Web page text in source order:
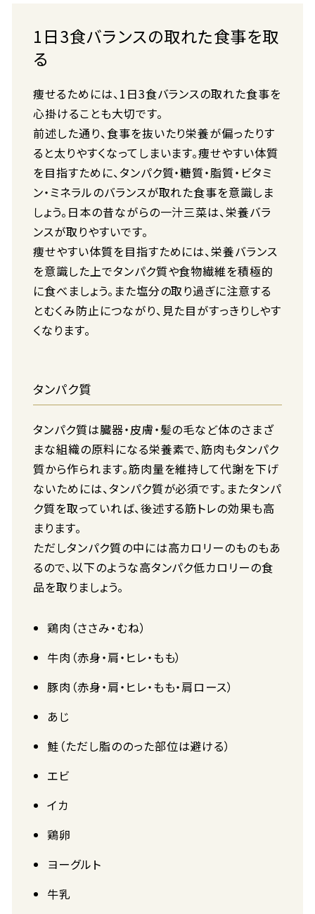
1日3食バランスの取れた食事を取
る
痩せるためには、1日3食バランスの取れた食事を
心掛けることも大切です。
前述した通り、食事を抜いたり栄養が偏ったりす
ると太りやすくなってしまいます。痩せやすい体質
を目指すために、タンパク質・糖質・脂質・ビタミ
ン・ミネラルのバランスが取れた食事を意識しま
しょう。日本の昔ながらの一汁三菜は、栄養バラ
ンスが取りやすいです。
痩せやすい体質を目指すためには、栄養バランス
を意識した上でタンパク質や食物繊維を積極的
に食べましょう。また塩分の取り過ぎに注意する
とむくみ防止につながり、見た目がすっきりしやす
くなります。
タンパク質
タンパク質は臓器・皮膚・髪の毛など体のさまざ
まな組織の原料になる栄養素で、筋肉もタンパク
質から作られます。筋肉量を維持して代謝を下げ
ないためには、タンパク質が必須です。またタンパ
ク質を取っていれば、後述する筋トレの効果も高
まります。
ただしタンパク質の中には高カロリーのものもあ
るので、以下のような高タンパク低カロリーの食
品を取りましょう。
鶏肉（ささみ・むね）
牛肉（赤身・肩・ヒレ・もも）
豚肉（赤身・肩・ヒレ・もも・肩ロース）
あじ
鮭（ただし脂ののった部位は避ける）
エビ
イカ
鶏卵
ヨーグルト
牛乳